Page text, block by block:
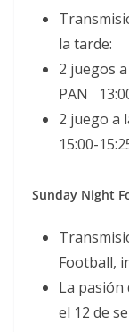
la tarde:
2 juegos
PAN
2 juego a
15:00-
Sunday Night
Football,
La
el 12 de